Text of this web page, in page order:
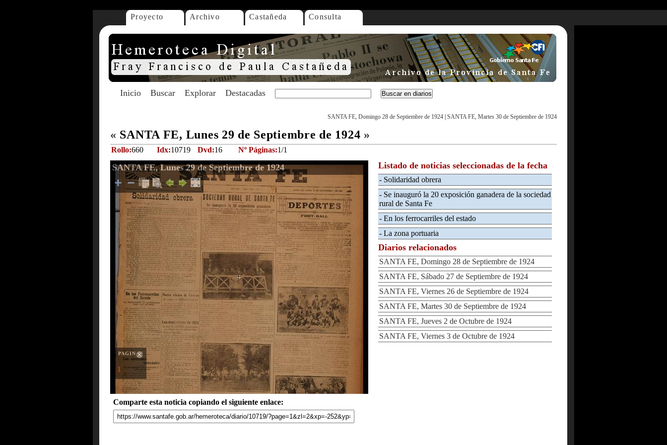
Proyecto Archivo Castañeda Consulta
Inicio Buscar Explorar Destacadas
SANTA FE, Domingo 28 de Septiembre de 1924 SANTA FE, Martes 30 de Septiembre de 1924
« SANTA FE, Lunes 29 de Septiembre de 1924 »
Rollo:660 Idx:10719 Dvd:16 Nº Páginas:1/1
SANTA FE, Lunes 29 de Septiembre de 1924
PAGINAS
1
Comparte esta noticia copiando el siguiente enlace:
Listado de noticias seleccionadas de la fecha
- Solidaridad obrera
- Se inauguró la 20 exposición ganadera de la sociedad
rural de Santa Fe
- En los ferrocarriles del estado
- La zona portuaria
Diarios relacionados
SANTA FE, Domingo 28 de Septiembre de 1924
SANTA FE, Sábado 27 de Septiembre de 1924
SANTA FE, Viernes 26 de Septiembre de 1924
SANTA FE, Martes 30 de Septiembre de 1924
SANTA FE, Jueves 2 de Octubre de 1924
SANTA FE, Viernes 3 de Octubre de 1924